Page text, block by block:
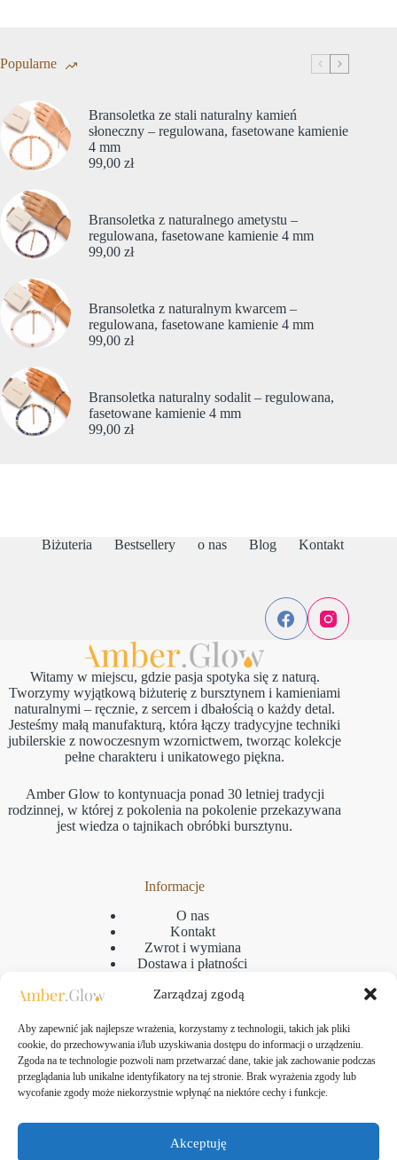
Zarządzaj zgodą
Aby zapewnić jak najlepsze wrażenia, korzystamy z technologii, takich jak pliki
cookie, do przechowywania i/lub uzyskiwania dostępu do informacji o urządzeniu.
Zgoda na te technologie pozwoli nam przetwarzać dane, takie jak zachowanie podczas
przeglądania lub unikalne identyfikatory na tej stronie. Brak wyrażenia zgody lub
wycofanie zgody może niekorzystnie wpłynąć na niektóre cechy i funkcje.
Akceptuję
Popularne
Bransoletka ze stali naturalny kamień
słoneczny – regulowana, fasetowane kamienie
4 mm
99,00 zł
Bransoletka z naturalnego ametystu –
regulowana, fasetowane kamienie 4 mm
99,00 zł
Bransoletka z naturalnym kwarcem –
regulowana, fasetowane kamienie 4 mm
99,00 zł
Bransoletka naturalny sodalit – regulowana,
fasetowane kamienie 4 mm
99,00 zł
Biżuteria Bestsellery o nas Blog Kontakt
Witamy w miejscu, gdzie pasja spotyka się z naturą.
Tworzymy wyjątkową biżuterię z bursztynem i kamieniami
naturalnymi – ręcznie, z sercem i dbałością o każdy detal.
Jesteśmy małą manufakturą, która łączy tradycyjne techniki
jubilerskie z nowoczesnym wzornictwem, tworząc kolekcje
pełne charakteru i unikatowego piękna.
Amber Glow to kontynuacja ponad 30 letniej tradycji
rodzinnej, w której z pokolenia na pokolenie przekazywana
jest wiedza o tajnikach obróbki bursztynu.
Informacje
O nas
Kontakt
Zwrot i wymiana
Dostawa i płatności
Regulamin
GPSR
Polityka plikow cookies
Kontakt
ul. Taborowa 10, 80-171 Gdańsk